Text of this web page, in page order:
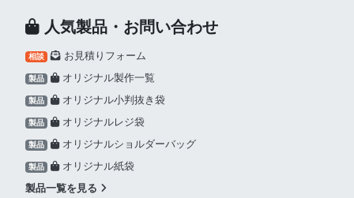
人気製品・お問い合わせ
相談 お見積りフォーム
製品 オリジナル製作一覧
製品 オリジナル小判抜き袋
製品 オリジナルレジ袋
製品 オリジナルショルダーバッグ
製品
オリジナル紙袋
製品一覧を見る